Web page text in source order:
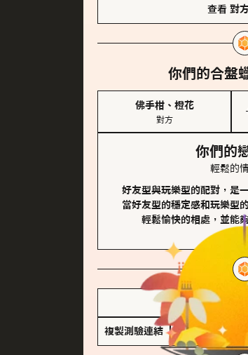
查看 對
你們的合盤
佛手柑、橙花
對方
你們的
輕鬆的
好友型與玩樂型的配對，是
當好友型的穩定感和玩樂型
輕鬆愉快的相處，並能
儲存我
複製測驗連結 查